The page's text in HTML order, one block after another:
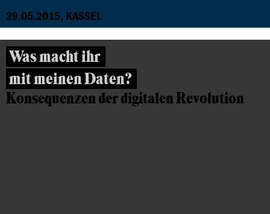
29.05.2015, KASSEL
Was macht ihr
mit meinen Daten?
Konsequenzen der digitalen Revolution